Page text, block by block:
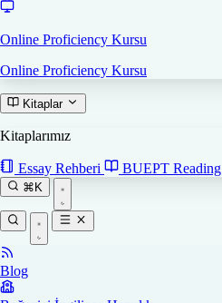
Online Proficiency Kursu
Online Proficiency Kursu
Kitaplar
Kitaplarımız
Essay Rehberi BUEPT Reading
⌘K
Blog